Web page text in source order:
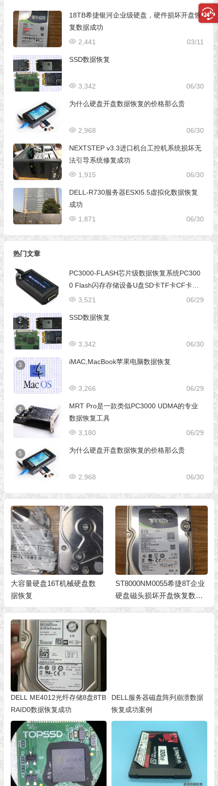
18TB希捷银河企业级硬盘，硬件损坏开盘恢
复数据成功
03/11
2,441
SSD数据恢复
06/30
3,342
为什么硬盘开盘数据恢复的价格那么贵
06/30
2,968
NEXTSTEP v3.3进口机台工控机系统损坏无
法引导系统修复成功
06/30
1,915
DELL-R730服务器ESXI5.5虚拟化数据恢复
成功
06/30
1,871
热门文章
1
PC3000-FLASH芯片级数据恢复系统PC300
0 Flash闪存存储设备U盘SD卡TF卡CF卡芯
片级数据恢复设备
06/29
3,521
2 SSD数据恢复
06/30
3,342
3 iMAC,MacBook苹果电脑数据恢复
06/29
3,266
4
MRT Pro是一款类似PC3000 UDMA的专业
数据恢复工具
06/29
3,180
5 为什么硬盘开盘数据恢复的价格那么贵
06/30
2,968
ST8000NM0055希捷8T企业
硬盘磁头损坏开盘恢复数据
成功
ST2000DM001希捷2T台式
机机械硬盘数据恢复
DELL ME4012光纤存储8盘8TB
RAID0数据恢复成功
DELL服务器磁盘阵列崩溃数据
恢复成功案例